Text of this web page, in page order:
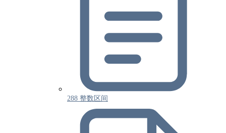
288 整数区间